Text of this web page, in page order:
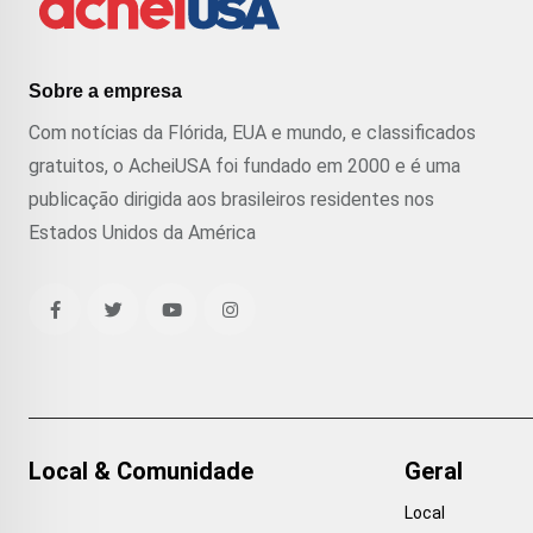
Sobre a empresa
Com notícias da Flórida, EUA e mundo, e classificados
gratuitos, o AcheiUSA foi fundado em 2000 e é uma
publicação dirigida aos brasileiros residentes nos
Estados Unidos da América
Local & Comunidade Geral
Local